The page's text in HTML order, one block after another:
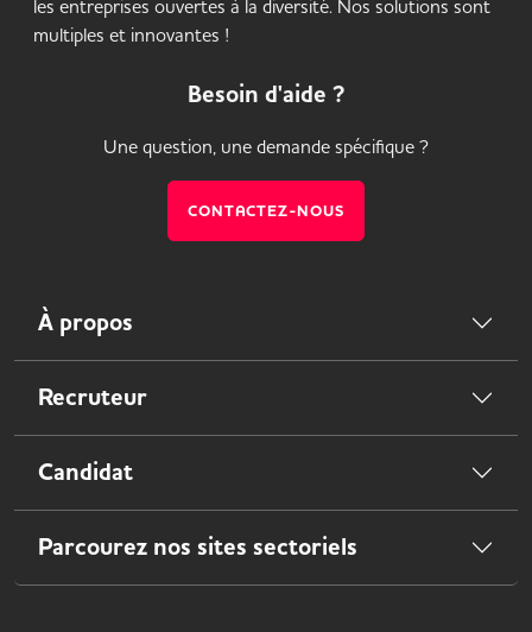
les entreprises ouvertes à la diversité. Nos solutions sont
multiples et innovantes !
Besoin d'aide ?
Une question, une demande spécifique ?
CONTACTEZ-NOUS
À propos
Recruteur
Candidat
Parcourez nos sites sectoriels